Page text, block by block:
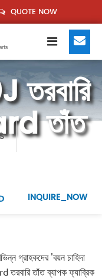
QUOTE NOW
তাঁত
INQUIRE_NOW
গ্রাহকদের 'বয়ন চাহিদা
তাঁত ব্যাপক ফ্যাব্রিক